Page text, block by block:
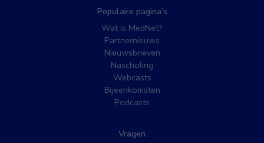
Populaire pagina’s
Wat is MedNet?
Partnernieuws
Nieuwsbrieven
Nascholing
Webcasts
Bijeenkomsten
Podcasts
Vragen